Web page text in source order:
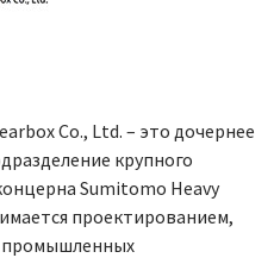
Co., Ltd. – это дочернее
крупного
Sumitomo Heavy
проектированием,
промышленных